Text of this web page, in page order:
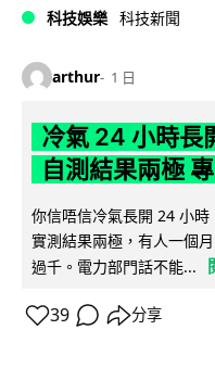
科技娛樂 科技新聞
arthur 1 日
冷氣 24 小時長
自測結果兩極
你信唔信冷氣長開 24 小
實測結果兩極，有人一個
過千。電力部門話不能...
39 分享